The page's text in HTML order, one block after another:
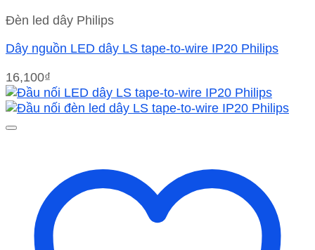
Đèn led dây Philips
Dây nguồn LED dây LS tape-to-wire IP20 Philips
16,100₫